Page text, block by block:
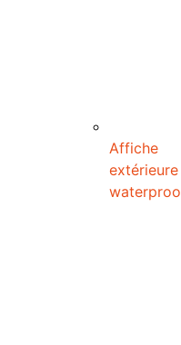
Affiche
extérieure